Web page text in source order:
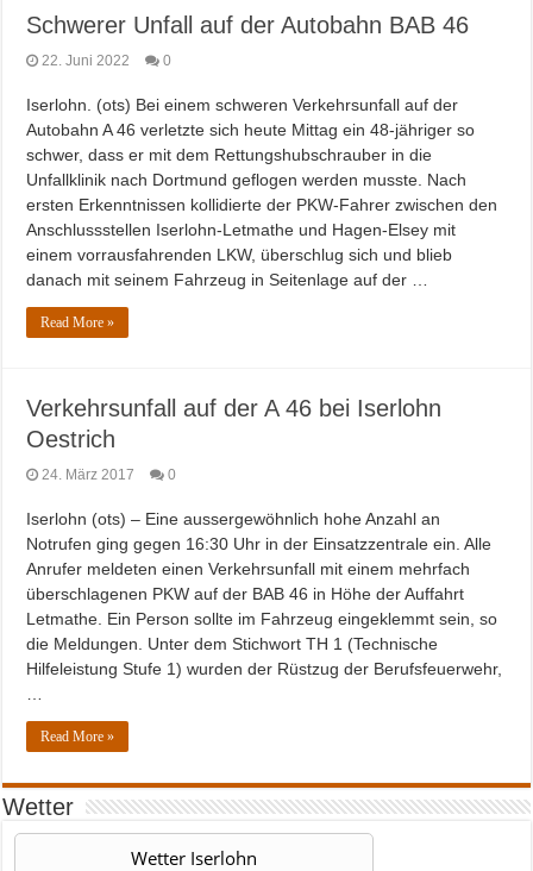
Schwerer Unfall auf der Autobahn BAB 46
22. Juni 2022 0
Iserlohn. (ots) Bei einem schweren Verkehrsunfall auf der
Autobahn A 46 verletzte sich heute Mittag ein 48-jähriger so
schwer, dass er mit dem Rettungshubschrauber in die
Unfallklinik nach Dortmund geflogen werden musste. Nach
ersten Erkenntnissen kollidierte der PKW-Fahrer zwischen den
Anschlussstellen Iserlohn-Letmathe und Hagen-Elsey mit
einem vorrausfahrenden LKW, überschlug sich und blieb
danach mit seinem Fahrzeug in Seitenlage auf der …
Read More »
Verkehrsunfall auf der A 46 bei Iserlohn
Oestrich
24. März 2017 0
Iserlohn (ots) – Eine aussergewöhnlich hohe Anzahl an
Notrufen ging gegen 16:30 Uhr in der Einsatzzentrale ein. Alle
Anrufer meldeten einen Verkehrsunfall mit einem mehrfach
überschlagenen PKW auf der BAB 46 in Höhe der Auffahrt
Letmathe. Ein Person sollte im Fahrzeug eingeklemmt sein, so
die Meldungen. Unter dem Stichwort TH 1 (Technische
Hilfeleistung Stufe 1) wurden der Rüstzug der Berufsfeuerwehr,
Read More »
Wetter
Wetter Iserlohn